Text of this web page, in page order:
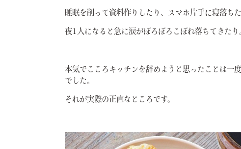
睡眠を削って資料作りしたり、スマホ片手に寝落ちた
夜1人になると急に涙がぼろぼろこぼれ落ちてきたり
本気でこころキッチンを辞めようと思ったことは一
でした。
それが実際の正直なところです。